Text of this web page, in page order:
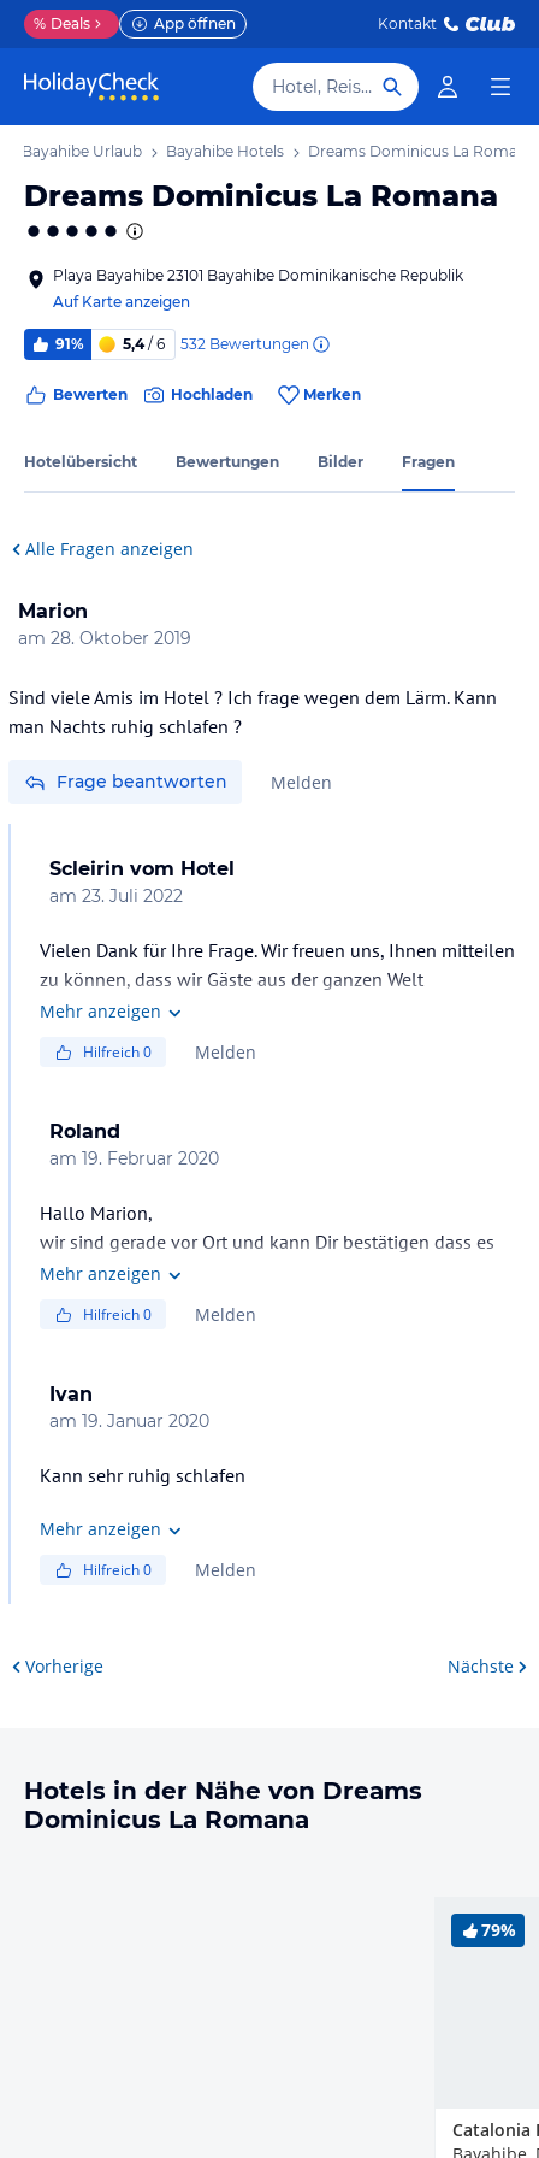
% Deals App öffnen Kontakt
Hotel, Reiseziel
Bayahibe Urlaub Bayahibe Hotels Dreams Dominicus La Romana
Dreams Dominicus La Romana
Playa Bayahibe 23101 Bayahibe Dominikanische Republik
Auf Karte anzeigen
91% 5,4/ 6 532 Bewertungen
Bewerten Hochladen Merken
Hotelübersicht Bewertungen Bilder Fragen
Alle Fragen anzeigen
Marion
am 28. Oktober 2019
Sind viele Amis im Hotel ? Ich frage wegen dem Lärm. Kann
man Nachts ruhig schlafen ?
Frage beantworten Melden
Scleirin vom Hotel
am 23. Juli 2022
Vielen Dank für Ihre Frage. Wir freuen uns, Ihnen mitteilen
zu können, dass wir Gäste aus der ganzen Welt
willkommen heißen. Wir haben einen Verhaltenskodex, an
zu wahren.
Mehr anzeigen
Hilfreich0 Melden
Roland
am 19. Februar 2020
Hallo Marion,
wir sind gerade vor Ort und kann Dir bestätigen dass es
sehr wenige Amerikaner hier gibt und sehr angenehm ist.
Gäste aus Kanada.
Mehr anzeigen
Hilfreich0 Melden
Ivan
am 19. Januar 2020
Kann sehr ruhig schlafen
Mehr anzeigen
Hilfreich0 Melden
Vorherige Nächste
Hotels in der Nähe von Dreams
Dominicus La Romana
79%